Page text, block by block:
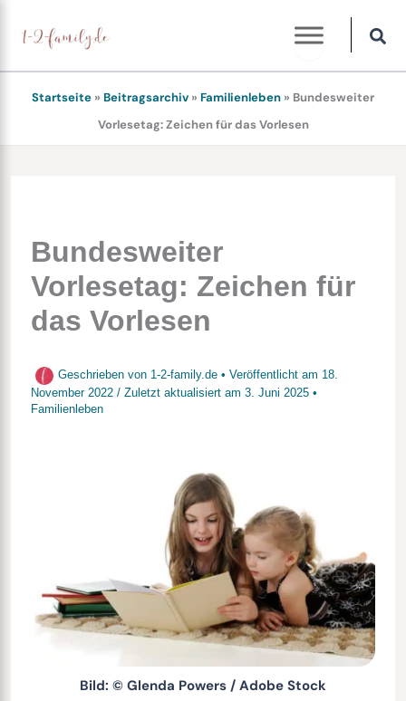
Inhalt
springen
Startseite » Beitragsarchiv » Familienleben » Bundesweiter
Vorlesetag: Zeichen für das Vorlesen
Bundesweiter
Vorlesetag: Zeichen für
das Vorlesen
Geschrieben von 1-2-family.de • Veröffentlicht am 18.
November 2022 / Zuletzt aktualisiert am 3. Juni 2025•
Familienleben
Bild: © Glenda Powers / Adobe Stock